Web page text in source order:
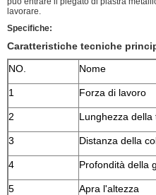
lavorare.
Specifiche:
Caratteristiche tecniche
NO.
Nome
1 Forza di lavoro
2 Lunghezza della
3 Distanza della
4 Profondità della
5 Apra l'altezza